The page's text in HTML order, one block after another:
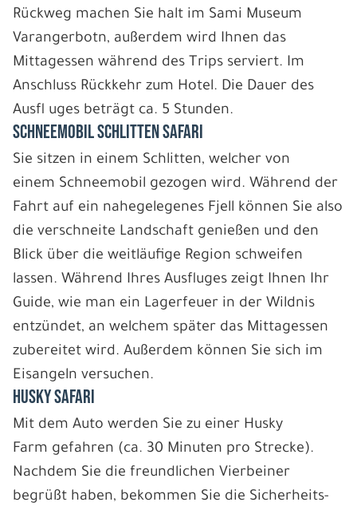
Rückweg machen Sie halt im Sami Museum
Varangerbotn, außerdem wird Ihnen das
Mittagessen während des Trips serviert. Im
Anschluss Rückkehr zum Hotel. Die Dauer des
Ausfl uges beträgt ca. 5 Stunden.
SCHNEEMOBIL SCHLITTEN SAFARI
Sie sitzen in einem Schlitten, welcher von
einem Schneemobil gezogen wird. Während der
Fahrt auf ein nahegelegenes Fjell können Sie also
die verschneite Landschaft genießen und den
Blick über die weitläufige Region schweifen
lassen. Während Ihres Ausfluges zeigt Ihnen Ihr
Guide, wie man ein Lagerfeuer in der Wildnis
entzündet, an welchem später das Mittagessen
zubereitet wird. Außerdem können Sie sich im
Eisangeln versuchen.
HUSKY SAFARI
Mit dem Auto werden Sie zu einer Husky
Farm gefahren (ca. 30 Minuten pro Strecke).
Nachdem Sie die freundlichen Vierbeiner
begrüßt haben, bekommen Sie die Sicherheits-